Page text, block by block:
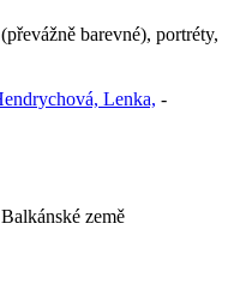
barevné), portréty,
Lenka, -
země